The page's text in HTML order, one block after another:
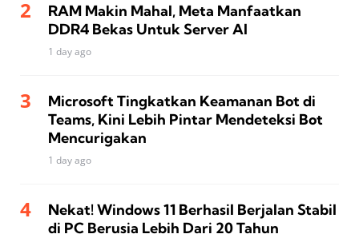
RAM Makin Mahal, Meta Manfaatkan
DDR4 Bekas Untuk Server AI
1 day ago
Microsoft Tingkatkan Keamanan Bot di
Teams, Kini Lebih Pintar Mendeteksi Bot
Mencurigakan
1 day ago
Nekat! Windows 11 Berhasil Berjalan Stabil
di PC Berusia Lebih Dari 20 Tahun